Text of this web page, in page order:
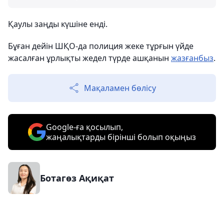
Қаулы заңды күшіне енді.
Бұған дейін ШҚО-да полиция жеке тұрғын үйде
жасалған ұрлықты жедел түрде ашқанын жазғанбыз.
Мақаламен бөлісу
Google-ға қосылып,
жаңалықтарды бірінші болып оқыңыз
Ботагөз Ақиқат